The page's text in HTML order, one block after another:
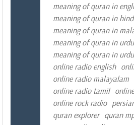
meaning of quran in
meaning of quran in
meaning of quran in
meaning of quran in urdu
meaning of quran in
online radio english
online radio malayalam
online radio tamil
online rock radio
quran explorer quran